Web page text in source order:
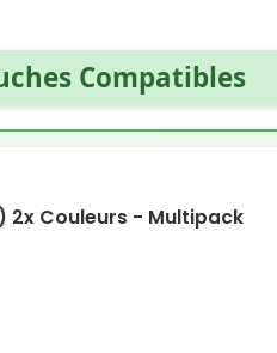
Compatibles
2x Couleurs - Multipack